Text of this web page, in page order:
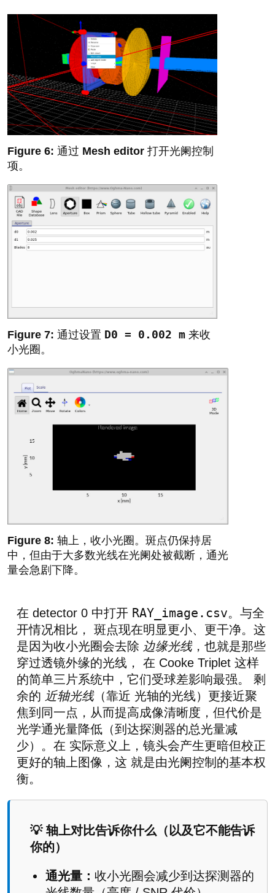
通过 Mesh editor 打开光阑控制
项。
通过设置 D0 = 0.002 m 来收
小光圈。
轴上，收小光圈。斑点仍保持居
中，但由于大多数光线在光阑处被截断，通光
量会急剧下降。
在 detector 0 中打开 RAY_image.csv。与全
开情况相比， 斑点现在明显更小、更干净。这
是因为收小光圈会去除 边缘光线，也就是那些
穿过透镜外缘的光线， 在 Cooke Triplet 这样
的简单三片系统中，它们受球差影响最强。 剩
余的 近轴光线（靠近 光轴的光线）更接近聚
焦到同一点，从而提高成像清晰度，但代价是
光学通光量降低（到达探测器的总光量减
少）。在 实际意义上，镜头会产生更暗但校正
更好的轴上图像，这 就是由光阑控制的基本权
衡。
💡 轴上对比告诉你什么（以及它不能告诉
你的）
通光量： 收小光圈会减少到达探测器的